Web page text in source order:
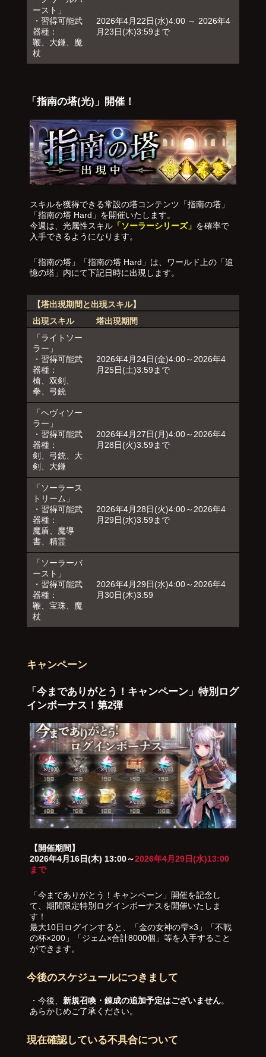
ースト」
・習得可能武
器種：
鞭、大鎌、魔
杖
2026年4月22日(水)4:00 ～ 2026年4
月23日(木)3:59まで
「指南の塔(光)」開催！
スキルを獲得できる常設の塔コンテンツ「指南の塔」
「指南の塔 Hard」を開催いたします。
今週は、光属性スキル「ソーラーシリーズ」 を確率で
入手できるようになります。
「指南の塔」「指南の塔 Hard」は、ワールド上の「追
憶の塔」内にて下記日時に出現します。
【塔出現期間と出現スキル】
出現スキル
塔出現期間
「ライトソー
ラー」
・習得可能武
器種：
槍、双剣、
拳、弓銃
2026年4月24日(金)4:00～2026年4
月25日(土)3:59まで
「ヘヴィソー
ラー」
・習得可能武
器種：
剣、弓銃、大
剣、大鎌
2026年4月27日(月)4:00～2026年4
月28日(火)3:59まで
「ソーラース
トリーム」
・習得可能武
器種：
魔盾、魔導
書、精霊
2026年4月28日(火)4:00～2026年4
月29日(水)3:59まで
「ソーラーバ
ースト」
・習得可能武
器種：
鞭、宝珠、魔
杖
2026年4月29日(水)4:00～2026年4
月30日(木)3:59
キャンペーン
「今までありがとう！キャンペーン」特別ログ
インボーナス！第2弾
【開催期間】
2026年4月16日(木) 13:00～2026年4月29日(水)13:00
まで
「今までありがとう！キャンペーン」開催を記念し
て、期間限定特別ログインボーナスを開催いたしま
す！
最大10日ログインすると、「金の女神の雫×3」「不戦
の杯×200」「ジェム×合計8000個」等を入手すること
ができます。
今後のスケジュールにつきまして
・今後、 新規召喚・錬成の追加予定はございません。
あらかじめご了承ください。
現在確認している不具合について